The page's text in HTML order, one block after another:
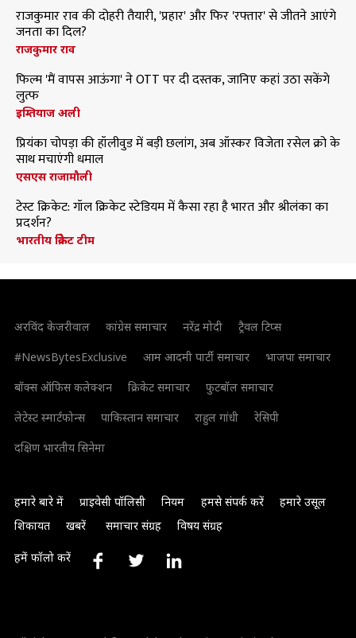
राजकुमार राव की दोहरी तैयारी, 'प्रहार' और फिर 'रफ्तार' से जीतने आएंगे
जनता का दिल?
राजकुमार राव
फिल्म 'मैं वापस आऊंगा' ने OTT पर दी दस्तक, जानिए कहां उठा सकेंगे
लुत्फ
इम्तियाज अली
प्रियंका चोपड़ा की हॉलीवुड में बड़ी छलांग, अब ऑस्कर विजेता रसेल क्रो के
साथ मचाएंगी धमाल
एसएस राजामौली
टेस्ट क्रिकेट: गॉल क्रिकेट स्टेडियम में कैसा रहा है भारत और श्रीलंका का
प्रदर्शन?
भारतीय क्रिकेट टीम
अरविंद केजरीवाल कांग्रेस समाचार नरेंद्र मोदी
ट्रैवल टिप्स
#NewsBytesExclusive
आम आदमी पार्टी समाचार
भाजपा समाचार
बॉक्स ऑफिस कलेक्शन
क्रिकेट समाचार
फुटबॉल समाचार
लेटेस्ट स्मार्टफोन्स
पाकिस्तान समाचार राहुल गांधी
रेसिपी
दक्षिण भारतीय सिनेमा
हमारे बारे में प्राइवेसी पॉलिसी नियम हमसे संपर्क करें
हमारे उसूल
शिकायत
खबरें समाचार संग्रह विषय संग्रह
हमें फॉलो करें